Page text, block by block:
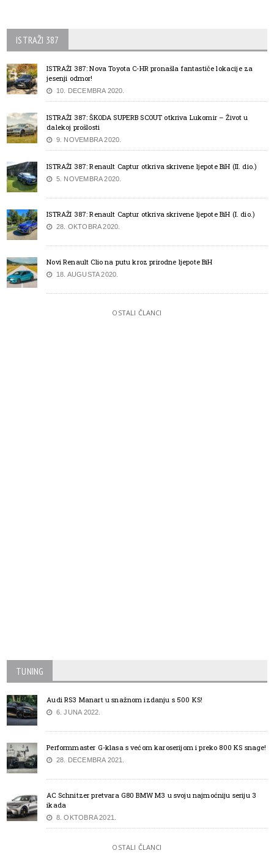
ISTRAŽI 387
ISTRAŽI 387: Nova Toyota C-HR pronašla fantastiče lokacije za
jesenji odmor!
10. DECEMBRA 2020.
ISTRAŽI 387: ŠKODA SUPERB SCOUT otkriva Lukomir – Život u
dalekoj prošlosti
9. NOVEMBRA 2020.
ISTRAŽI 387: Renault Captur otkriva skrivene ljepote BiH (II. dio.)
5. NOVEMBRA 2020.
ISTRAŽI 387: Renault Captur otkriva skrivene ljepote BiH (I. dio.)
28. OKTOBRA 2020.
Novi Renault Clio na putu kroz prirodne ljepote BiH
18. AUGUSTA 2020.
OSTALI ČLANCI
TUNING
Audi RS3 Manart u snažnom izdanju s 500 KS!
6. JUNA 2022.
Performmaster G-klasa s većom karoserijom i preko 800 KS snage!
28. DECEMBRA 2021.
AC Schnitzer pretvara G80 BMW M3 u svoju najmoćniju seriju 3
ikada
8. OKTOBRA 2021.
OSTALI ČLANCI